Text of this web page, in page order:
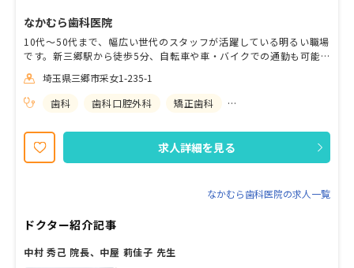
なかむら歯科医院
10代～50代まで、幅広い世代のスタッフが活躍している明るい職場
です。新三郷駅から徒歩5分、自転車や車・バイクでの通勤も可能
ており、都合に合わせて働きやすい環境です。詳細に関して、まず
はご相談ください。また学生歓迎、高校生も働いております。研修
なども行い、ベテランのスタッフが多くいるため、分からないこと
埼玉県三郷市采女1-235-1
歯科
歯科口腔外科 矯正歯科 小児歯科
求人詳細を見る
なかむら歯科医院の求人一覧
ドクター紹介記事
中村 秀己 院長、中屋 莉佳子 先生